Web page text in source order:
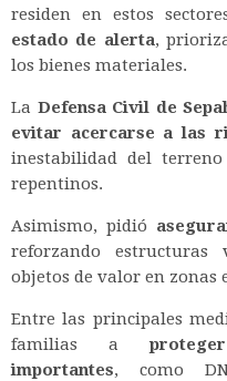
residen en estos
estado de alerta,
los bienes materiales.
La Defensa Civil de
evitar acercarse a las
inestabilidad del
repentinos.
Asimismo, pidió
reforzando
objetos de valor en zonas
Entre las principales
familias a
importantes, como